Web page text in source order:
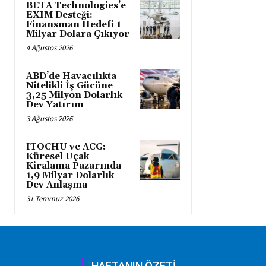
BETA Technologies’e
EXIM Desteği:
Finansman Hedefi 1
Milyar Dolara Çıkıyor
4 Ağustos 2026
ABD’de Havacılıkta
Nitelikli İş Gücüne
3,25 Milyon Dolarlık
Dev Yatırım
3 Ağustos 2026
ITOCHU ve ACG:
Küresel Uçak
Kiralama Pazarında
1,9 Milyar Dolarlık
Dev Anlaşma
31 Temmuz 2026